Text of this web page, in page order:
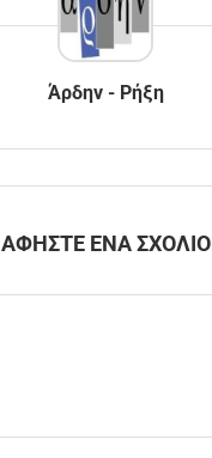
Άρδην - Ρήξη
ΑΦΗΣΤΕ ΕΝΑ ΣΧΟΛΙΟ